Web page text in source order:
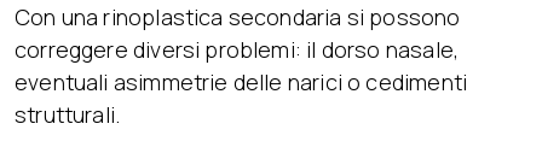
Con una rinoplastica secondaria si possono
correggere diversi problemi: il dorso nasale,
eventuali asimmetrie delle narici o cedimenti
strutturali.